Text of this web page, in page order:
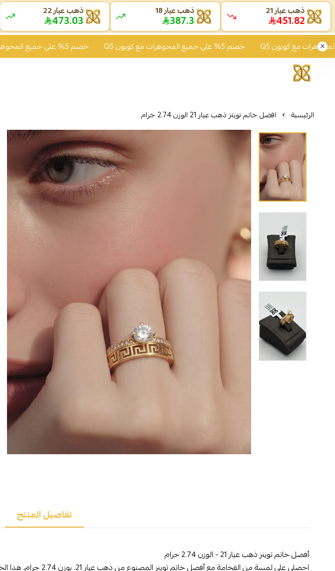
خصم 5% على جميع المجوهرات مع كوبون Q5 خصم 5% على جميع المجوهرات مع كوبون Q5
الرئيسية افضل خاتم توينز ذهب عيار 21 الوزن 2.74 جرام
تفاصيل المنتج
أفضل خاتم توينز ذهب عيار 21 - الوزن 2.74 جرام
احصلي على لمسة من الفخامة مع أفضل خاتم توينز المصنوع من ذهب عيار 21. بوزن 2.74 جرام، هذا الخاتم مصمم ليبرز جمالك ويضفي أناقة خاصة على إطلالتك.
ذهب عيار 21
451.82
ذهب عيار 18
387.3
ذهب عيار 22
473.03